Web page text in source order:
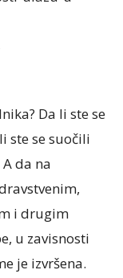
Da li ste se
ste se suočili
da na
i drugim
u zavisnosti
je izvršena.